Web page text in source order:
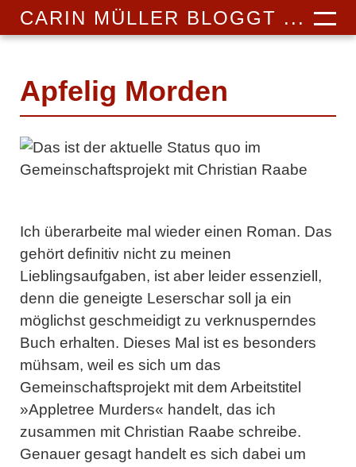
CARIN MÜLLER BLOGGT ...
Apfelig Morden
Ich überarbeite mal wieder einen Roman. Das
gehört definitiv nicht zu meinen
Lieblingsaufgaben, ist aber leider essenziell,
denn die geneigte Leserschar soll ja ein
möglichst geschmeidigt zu verknusperndes
Buch erhalten. Dieses Mal ist es besonders
mühsam, weil es sich um das
Gemeinschaftsprojekt mit dem Arbeitstitel
»Appletree Murders« handelt, das ich
zusammen mit Christian Raabe schreibe.
Genauer gesagt handelt es sich dabei um